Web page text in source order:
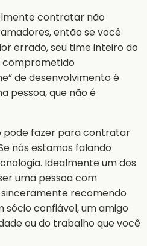
contratar não
então se você
errado, seu time inteiro do
comprometido
de desenvolvimento é
pessoa, que não é
pode fazer para contratar
nós estamos falando
Idealmente um dos
uma pessoa com
recomendo
confiável, um amigo
ou do trabalho que você